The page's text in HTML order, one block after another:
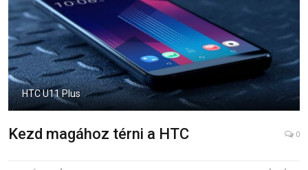
HTC U11 Plus
Kezd magához térni a HTC 0